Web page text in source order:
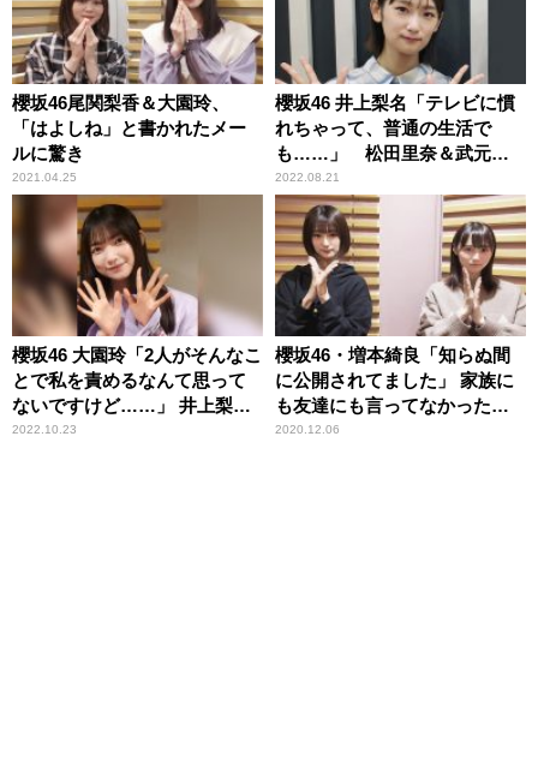
櫻坂46尾関梨香＆大園玲、
「はよしね」と書かれたメー
ルに驚き
2021.04.25
櫻坂46 井上梨名「テレビに慣
れちゃって、普通の生活で
も……」 松田里奈＆武元唯
衣と行ったデパートで取って
しまった「すごいリアクショ
ン」
2022.08.21
櫻坂46 大園玲「2人がそんなこ
とで私を責めるなんて思って
ないですけど……」 井上梨名
と田村保乃に言えてなかった
2022.10.23
櫻坂46・増本綺良「知らぬ間
に公開されてました」 家族に
も友達にも言ってなかった事
実に井上梨名もびっくり
2020.12.06